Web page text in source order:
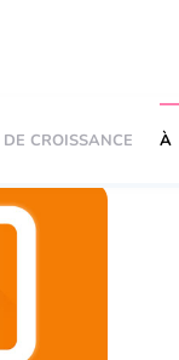
CROISSANCE À